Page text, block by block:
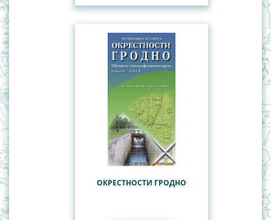
ОКРЕСТНОСТИ ГРОДНО